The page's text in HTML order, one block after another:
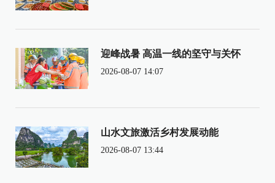
迎峰战暑 高温一线的坚守与关怀
2026-08-07 14:07
山水文旅激活乡村发展动能
2026-08-07 13:44